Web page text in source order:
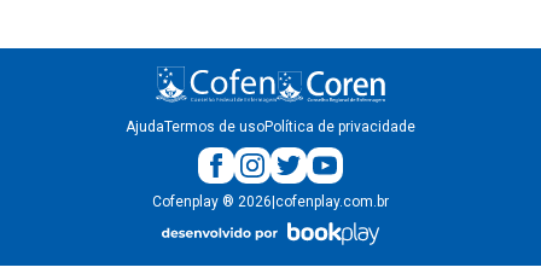
AjudaTermos de usoPolítica de privacidade
Cofenplay ® 2026 cofenplay.com.br